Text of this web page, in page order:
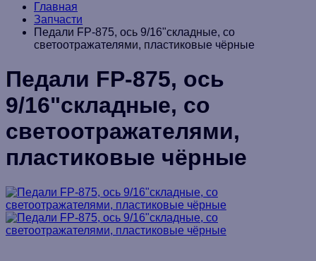
Главная
Запчасти
Педали FP-875, ось 9/16"складные, со
светоотражателями, пластиковые чёрные
Педали FP-875, ось
9/16"складные, со
светоотражателями,
пластиковые чёрные